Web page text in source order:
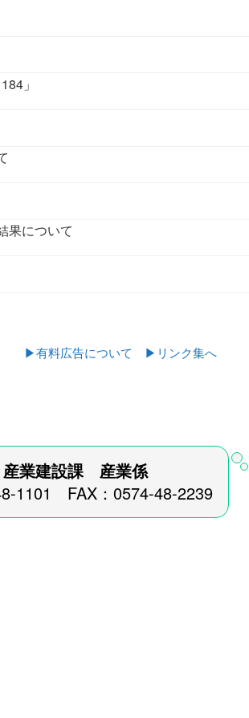
」
果について
▶有料広告について ▶リンク集へ
業建設課 産業係
1101 FAX：0574-48-2239